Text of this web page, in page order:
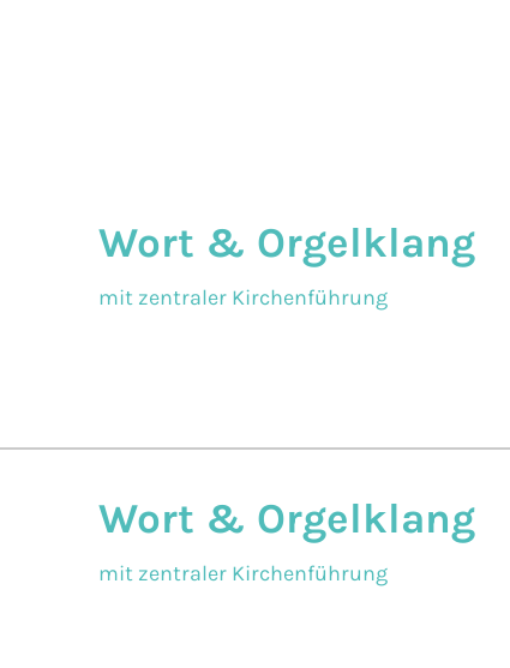
Wort & Orgelklang
mit zentraler Kirchenführung
Wort & Orgelklang
mit zentraler Kirchenführung